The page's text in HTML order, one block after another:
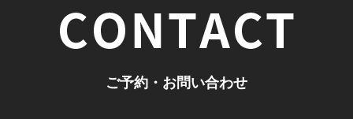
ご予約・お問い合わせ